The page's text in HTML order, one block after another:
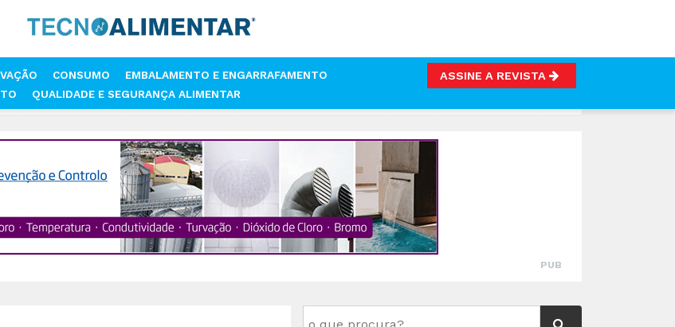
CONSUMO
EMBALAMENTO E ENGARRAFAMENTO
QUALIDADE E SEGURANÇA ALIMENTAR
ASSINE A REVISTA
ASAE FISCALIZA ESPAÇO DE REALIZAÇÃO DE EVENTOS E APREENDE 1 TONELADA DE GÉNEROS ALIMENTÍCIOS
PUB